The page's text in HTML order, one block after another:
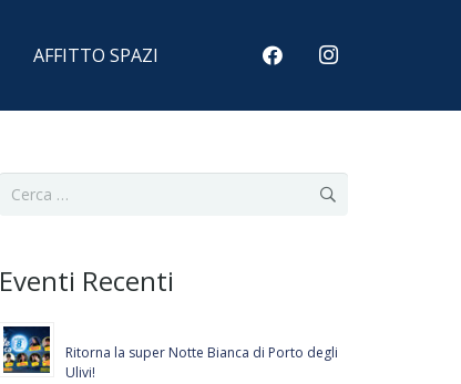
AFFITTO SPAZI
Ricerca
Eventi Recenti
Ritorna la super Notte Bianca di Porto degli
Ulivi!